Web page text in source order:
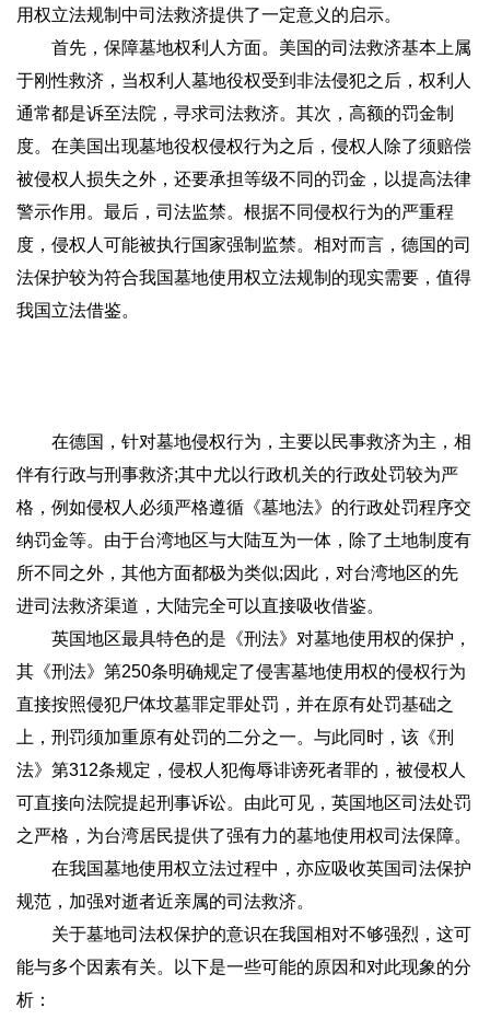
用权立法规制中司法救济提供了一定意义的启示。
首先，保障墓地权利人方面。美国的司法救济基本上属
于刚性救济，当权利人墓地役权受到非法侵犯之后，权利人
通常都是诉至法院，寻求司法救济。其次，高额的罚金制
度。在美国出现墓地役权侵权行为之后，侵权人除了须赔偿
被侵权人损失之外，还要承担等级不同的罚金，以提高法律
警示作用。最后，司法监禁。根据不同侵权行为的严重程
度，侵权人可能被执行国家强制监禁。相对而言，德国的司
法保护较为符合我国墓地使用权立法规制的现实需要，值得
我国立法借鉴。
在德国，针对墓地侵权行为，主要以民事救济为主，相
伴有行政与刑事救济;其中尤以行政机关的行政处罚较为严
格，例如侵权人必须严格遵循《墓地法》的行政处罚程序交
纳罚金等。由于台湾地区与大陆互为一体，除了土地制度有
所不同之外，其他方面都极为类似;因此，对台湾地区的先
进司法救济渠道，大陆完全可以直接吸收借鉴。
英国地区最具特色的是《刑法》对墓地使用权的保护，
其《刑法》第250条明确规定了侵害墓地使用权的侵权行为
直接按照侵犯尸体坟墓罪定罪处罚，并在原有处罚基础之
上，刑罚须加重原有处罚的二分之一。与此同时，该《刑
法》第312条规定，侵权人犯侮辱诽谤死者罪的，被侵权人
可直接向法院提起刑事诉讼。由此可见，英国地区司法处罚
之严格，为台湾居民提供了强有力的墓地使用权司法保障。
在我国墓地使用权立法过程中，亦应吸收英国司法保护
规范，加强对逝者近亲属的司法救济。
关于墓地司法权保护的意识在我国相对不够强烈，这可
能与多个因素有关。以下是一些可能的原因和对此现象的分
析：